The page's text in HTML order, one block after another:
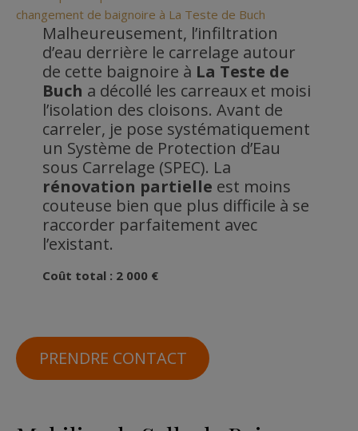
Malheureusement, l’infiltration
d’eau derrière le carrelage autour
de cette baignoire à La Teste de
Buch a décollé les carreaux et moisi
l’isolation des cloisons. Avant de
carreler, je pose systématiquement
un Système de Protection d’Eau
sous Carrelage (SPEC). La
rénovation partielle est moins
couteuse bien que plus difficile à se
raccorder parfaitement avec
l’existant.
Coût total: 2 000 €
PRENDRE CONTACT